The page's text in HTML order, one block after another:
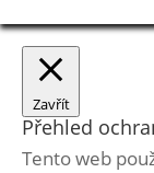
Zavřít
Přehled
Tento web